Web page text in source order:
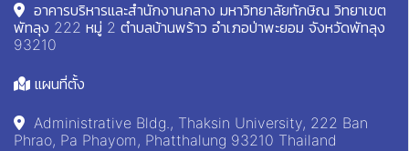
อาคารบริหารและสำนักงานกลาง มหาวิทยาลัยทักษิณ วิทยาเขต
พัทลุง 222 หมู่ 2 ตำบลบ้านพร้าว อำเภอป่าพะยอม จังหวัดพัทลุง
93210
แผนที่ตั้ง
Administrative Bldg., Thaksin University, 222 Ban
Phrao, Pa Phayom, Phatthalung 93210 Thailand